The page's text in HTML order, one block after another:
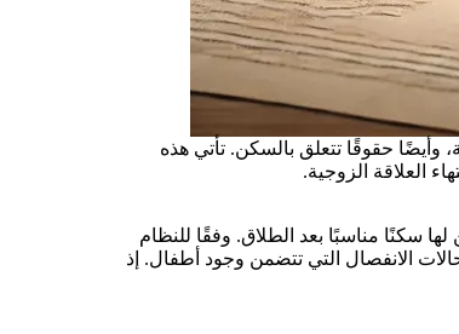
وأيضًا حقوقًا تتعلق بالسكن. تأتي هذه
العلاقة الزوجية.
سكنًا مناسبًا بعد الطلاق. وفقًا للنظام
الانفصال التي تتضمن وجود أطفال. إذ